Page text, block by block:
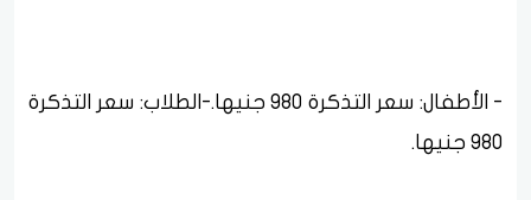
- الأطفال: سعر التذكرة 980 جنيها. ‎- الطلاب: سعر التذكرة
980 جنيها. ‎